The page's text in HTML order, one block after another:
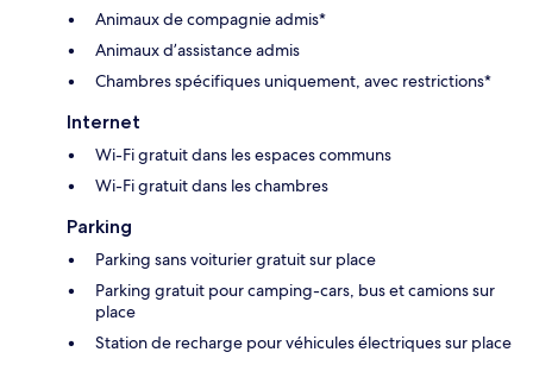
Animaux de compagnie admis*
Animaux d’assistance admis
Chambres spécifiques uniquement, avec restrictions*
Internet
Wi-Fi gratuit dans les espaces communs
Wi-Fi gratuit dans les chambres
Parking
Parking sans voiturier gratuit sur place
Parking gratuit pour camping-cars, bus et camions sur
place
Station de recharge pour véhicules électriques sur place